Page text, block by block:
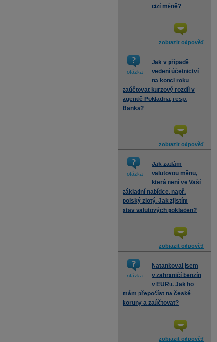
cizí měně?
zobrazit odpověď
otázka
Jak v případě
vedení účetnictví
na konci roku
zaúčtovat kurzový rozdíl v
agendě Pokladna, resp.
Banka?
zobrazit odpověď
otázka
Jak zadám
valutovou měnu,
která není ve Vaší
základní nabídce, např.
polský zlotý. Jak zjistím
stav valutových pokladen?
zobrazit odpověď
otázka
Natankoval jsem
v zahraničí benzín
v EURu. Jak ho
mám přepočíst na české
koruny a zaúčtovat?
zobrazit odpověď